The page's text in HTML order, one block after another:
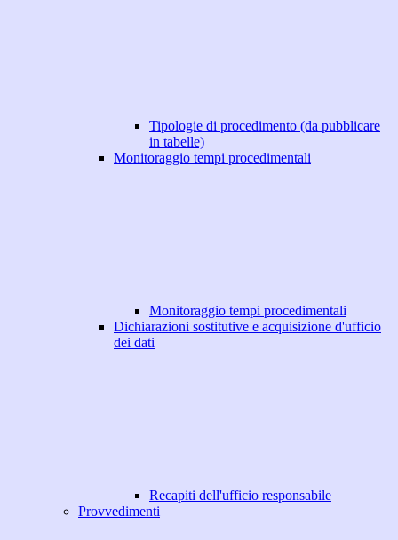
Tipologie di procedimento (da pubblicare
in tabelle)
Monitoraggio tempi procedimentali
Monitoraggio tempi procedimentali
Dichiarazioni sostitutive e acquisizione d'ufficio
dei dati
Recapiti dell'ufficio responsabile
Provvedimenti